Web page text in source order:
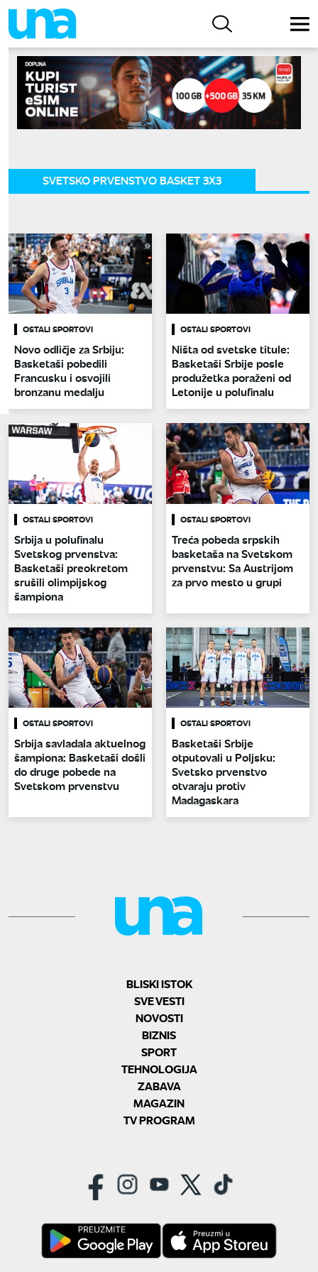
SVETSKO PRVENSTVO BASKET 3X3
OSTALI SPORTOVI
Novo odličje za Srbiju:
Basketaši pobedili
Francusku i osvojili
bronzanu medalju
OSTALI SPORTOVI
Ništa od svetske titule:
Basketaši Srbije posle
produžetka poraženi od
Letonije u polufinalu
OSTALI SPORTOVI
Srbija u polufinalu
Svetskog prvenstva:
Basketaši preokretom
srušili olimpijskog
šampiona
OSTALI SPORTOVI
Treća pobeda srpskih
basketaša na Svetskom
prvenstvu: Sa Austrijom
za prvo mesto u grupi
OSTALI SPORTOVI
Srbija savladala aktuelnog
šampiona: Basketaši došli
do druge pobede na
Svetskom prvenstvu
OSTALI SPORTOVI
Basketaši Srbije
otputovali u Poljsku:
Svetsko prvenstvo
otvaraju protiv
Madagaskara
BLISKI ISTOK
SVE VESTI
NOVOSTI
BIZNIS
SPORT
TEHNOLOGIJA
ZABAVA
MAGAZIN
TV PROGRAM